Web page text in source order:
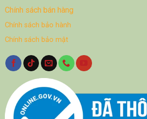
Chính sách bán hàng
Chính sách bảo hành
Chính sách bảo mật